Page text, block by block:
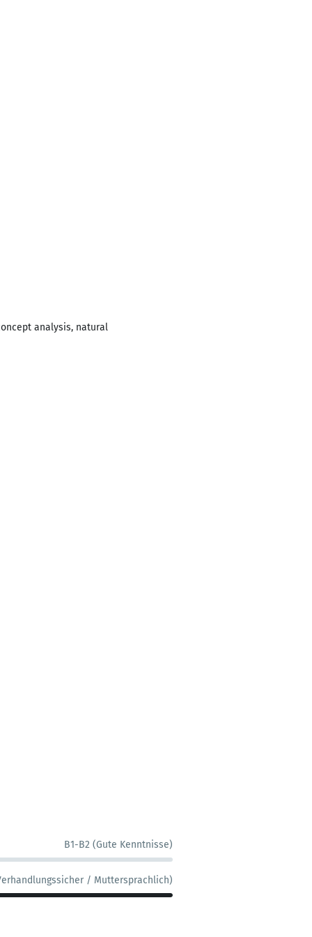
analysis, natural
B1-B2 (Gute Kenntnisse)
/ Muttersprachlich)